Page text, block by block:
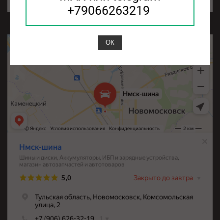
«Доставка по России+79066263219
ОК